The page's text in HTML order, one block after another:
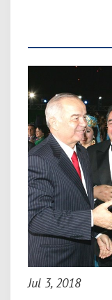
Jul 3, 2018